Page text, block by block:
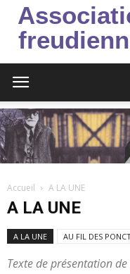
Accueil A LA UNE
A LA UNE
A LA UNE AU FIL DES
Texte de présentation